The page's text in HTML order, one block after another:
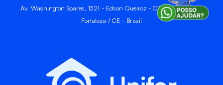
Av. Washington Soares, 1321 - Edson Queiroz - CEP 60811-905 -
Fortaleza / CE - Brasil